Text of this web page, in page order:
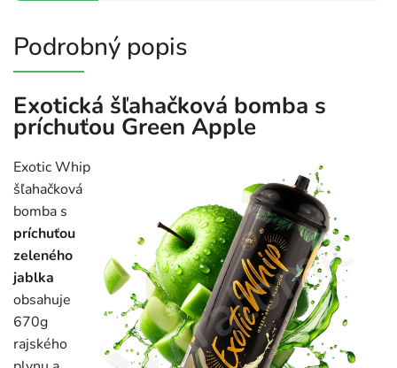
Podrobný popis
Exotická šľahačková bomba s
príchuťou Green Apple
Exotic Whip
šľahačková
bomba s
príchuťou
zeleného
jablka
obsahuje
670g
rajského